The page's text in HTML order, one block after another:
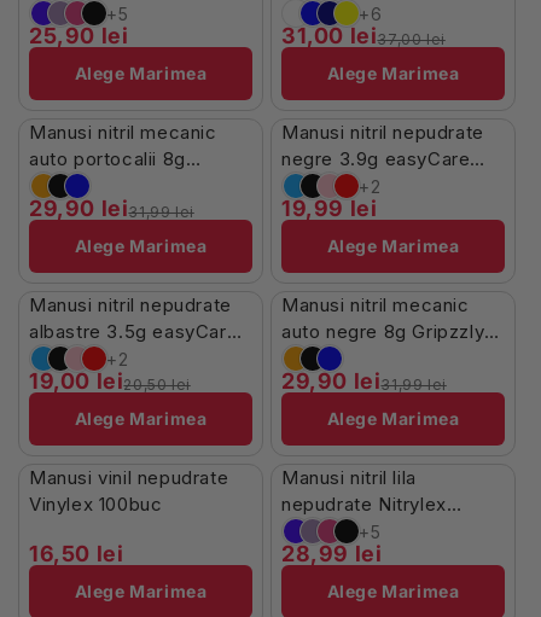
100buc
+5
25,90 lei
Alege Marimea
Missena+6
31,00 lei37,00 lei
Alege Marimea
-7%
Manusi nitril mecanic
auto portocalii 8g
Gripzzly 50buc
29,90 lei31,99 lei
Alege Marimea
Manusi nitril nepudrate
negre 3.9g easyCare
100buc
+2
19,99 lei
Alege Marimea
-7%
Manusi nitril nepudrate
albastre 3.5g easyCare
100buc
+2
19,00 lei20,50 lei
Alege Marimea
-7%
Manusi nitril mecanic
auto negre 8g Gripzzly
50buc
29,90 lei31,99 lei
Alege Marimea
Manusi vinil nepudrate
Vinylex 100buc
16,50 lei
Alege Marimea
Manusi nitril lila
nepudrate Nitrylex
100buc
+5
28,99 lei
Alege Marimea